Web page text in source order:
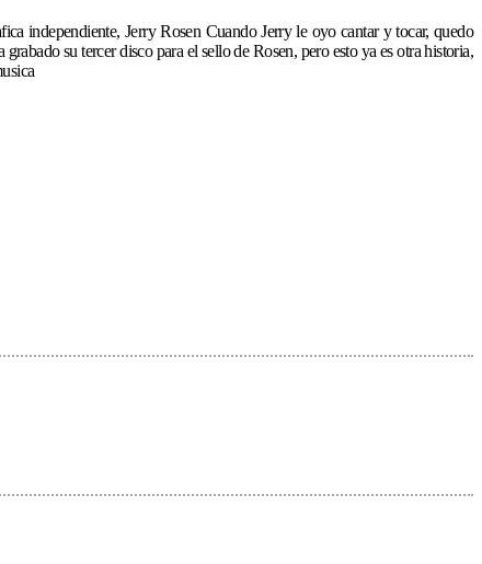
independiente, Jerry Rosen Cuando Jerry le oyo cantar y tocar, quedo
su tercer disco para el sello de Rosen, pero esto ya es otra historia,